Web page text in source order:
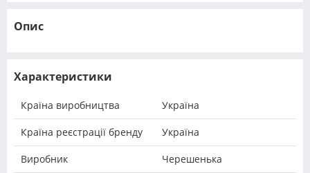
Опис
Характеристики
Країна виробництва Україна
Країна реєстрації бренду Україна
Виробник Черешенька